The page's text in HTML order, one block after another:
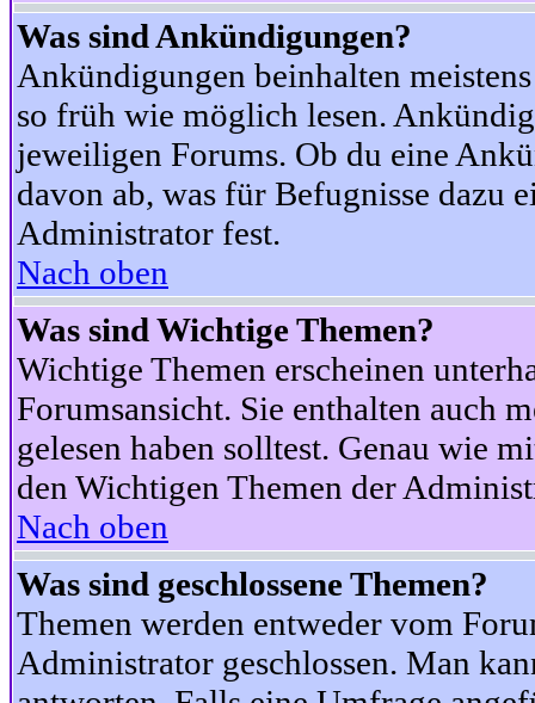
Was sind Ankündigungen?
Ankündigungen beinhalten
so früh wie möglich lesen.
jeweiligen Forums. Ob du eine
davon ab, was für Befugnisse dazu
Administrator fest.
Nach oben
Was sind Wichtige Themen?
Wichtige Themen erscheinen
Forumsansicht. Sie enthalten auch
gelesen haben solltest. Genau wie
den Wichtigen Themen der
Nach oben
Was sind geschlossene Themen?
Themen werden entweder vom
Administrator geschlossen. Man